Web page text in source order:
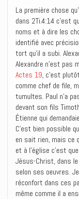
La première chose
dans 2Ti.4:14 c’est
noms et à dire les
identifié avec
tort qu’il a subi.
Alexandre n’est pas
Actes 19, c’est
comme chef de file,
tumultes. Paul n’a
devant son fils
Étienne qui
C’est bien possible
en sait rien, mais ce
et à l’église c’est
Jésus-Christ, dans
selon ses oeuvres.
réconfort dans ces
même comme il a